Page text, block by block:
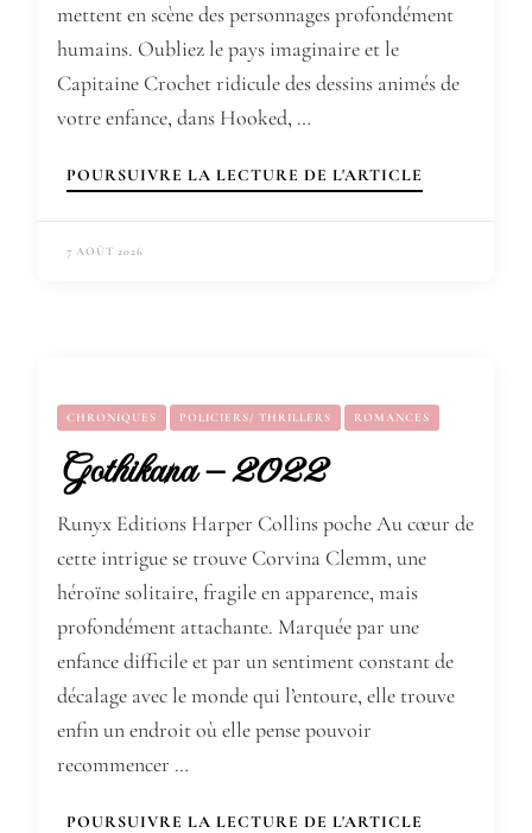
mettent en scène des personnages profondément
humains. Oubliez le pays imaginaire et le
Capitaine Crochet ridicule des dessins animés de
votre enfance, dans Hooked, …
POURSUIVRE LA LECTURE DE L'ARTICLE
7 AOÛT 2026
CHRONIQUES POLICIERS/ THRILLERS ROMANCES
Gothikana – 2022
Runyx Editions Harper Collins poche Au cœur de
cette intrigue se trouve Corvina Clemm, une
héroïne solitaire, fragile en apparence, mais
profondément attachante. Marquée par une
enfance difficile et par un sentiment constant de
décalage avec le monde qui l’entoure, elle trouve
enfin un endroit où elle pense pouvoir
recommencer …
POURSUIVRE LA LECTURE DE L'ARTICLE